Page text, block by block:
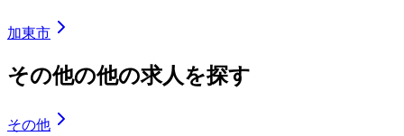
加東市
その他の他の求人を探す
その他